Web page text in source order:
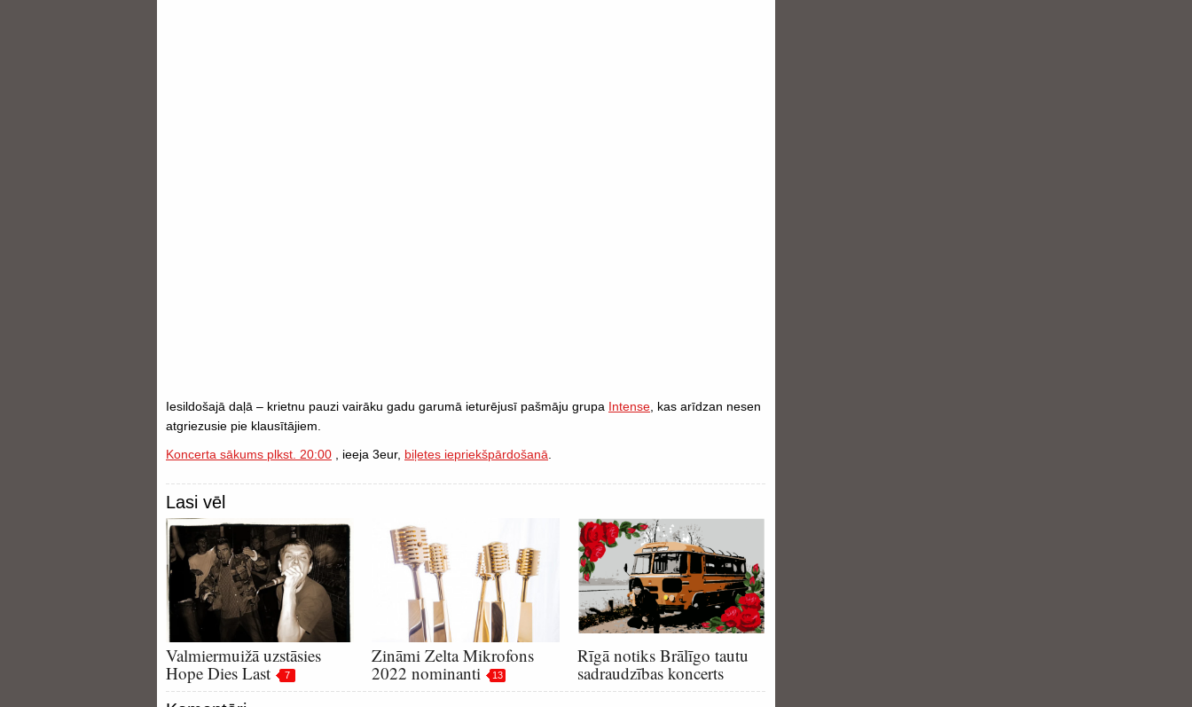
Iesildošajā daļā – krietnu pauzi vairāku gadu garumā ieturējusī pašmāju grupa Intense , kas arīdzan nesen
atgriezusie pie klausītājiem.
Koncerta sākums plkst. 20:00 , ieeja 3eur, biļetes iepriekšpārdošanā
Lasi vēl
Valmiermuižā uzstāsies
Hope Dies Last
7
Zināmi Zelta Mikrofons
2022 nominanti
13
Rīgā notiks Brālīgo tautu
sadraudzības koncerts